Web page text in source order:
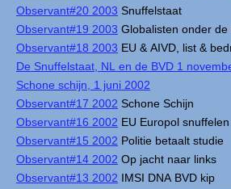
Observant#20 2003 Snuffelstaat
Observant#19 2003 Globalisten onder de
Observant#18 2003 EU & AIVD, list &
De Snuffelstaat, NL en de BVD 1
Schone schijn, 1 juni 2002
Observant#17 2002 Schone Schijn
Observant#16 2002 EU Europol snuffelen
Observant#15 2002 Politie betaalt studie
Observant#14 2002 Op jacht naar links
Observant#13 2002 IMSI DNA BVD kip